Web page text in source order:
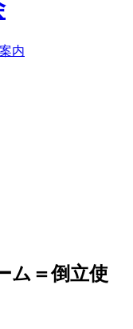
内
ム＝倒立使